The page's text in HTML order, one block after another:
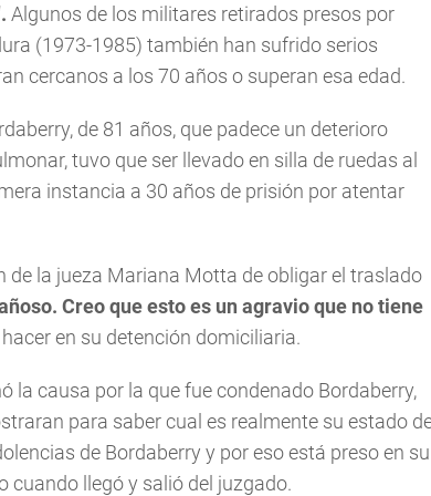
Algunos de los militares retirados presos por
(1973-1985) también han sufrido serios
cercanos a los 70 años o superan esa edad.
de 81 años, que padece un deterioro
tuvo que ser llevado en silla de ruedas al
instancia a 30 años de prisión por atentar
de la jueza Mariana Motta de obligar el traslado
Creo que esto es un agravio que no tiene
en su detención domiciliaria.
la causa por la que fue condenado Bordaberry,
para saber cual es realmente su estado
de Bordaberry y por eso está preso en su
cuando llegó y salió del juzgado.